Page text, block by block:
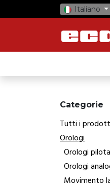
Passa al contenutoItaliano
Categorie
Tutti i
Orologi
Orologi pilota
Orologi
Movimento